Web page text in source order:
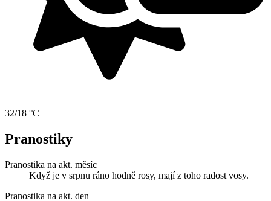
32/18 °C
Pranostiky
Pranostika na akt. měsíc
Když je v srpnu ráno hodně rosy, mají z toho radost vosy.
Pranostika na akt. den